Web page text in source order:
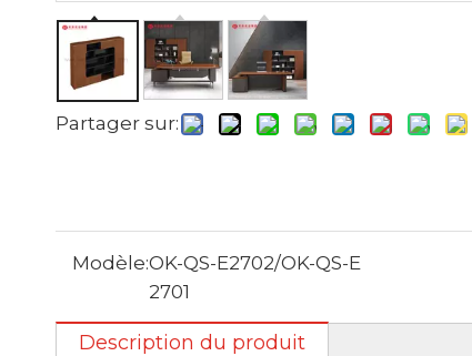
Partager sur:
Modèle:OK-QS-E2702/OK-QS-E
2701
Description du produit